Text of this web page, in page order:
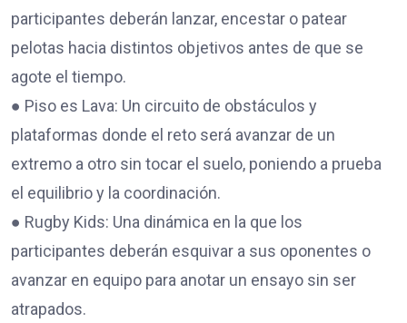
participantes deberán lanzar, encestar o patear
pelotas hacia distintos objetivos antes de que se
agote el tiempo.
● Piso es Lava: Un circuito de obstáculos y
plataformas donde el reto será avanzar de un
extremo a otro sin tocar el suelo, poniendo a prueba
el equilibrio y la coordinación.
● Rugby Kids: Una dinámica en la que los
participantes deberán esquivar a sus oponentes o
avanzar en equipo para anotar un ensayo sin ser
atrapados.